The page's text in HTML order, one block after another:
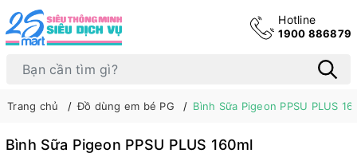
Hotline
1900 886879
Trang chủ Đồ dùng em bé PG Bình Sữa Pigeon PPSU PLUS
Bình Sữa Pigeon PPSU PLUS 160ml